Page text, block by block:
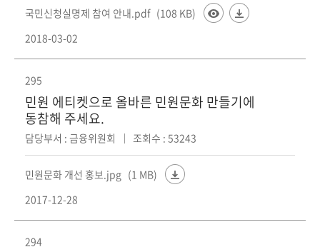
국민신청실명제 참여 안내.pdf (108 KB)
2018-03-02
295
민원 에티켓으로 올바른 민원문화 만들기에
동참해 주세요.
담당부서 : 금융위원회 조회수 : 53243
민원문화 개선 홍보.jpg (1 MB)
2017-12-28
294